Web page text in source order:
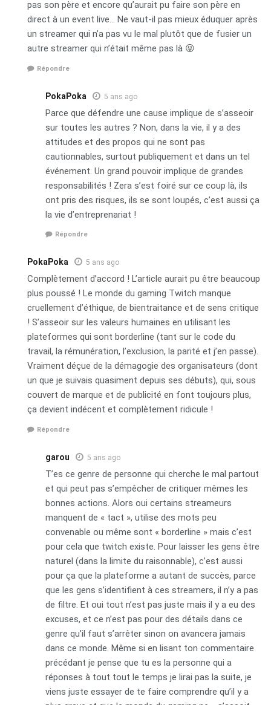
pas son père et encore qu’aurait pu faire son père en
direct à un event live… Ne vaut-il pas mieux éduquer après
un streamer qui n’a pas vu le mal plutôt que de fusier un
autre streamer qui n’était même pas là 😝
Répondre
PokaPoka 5 ans ago
Parce que défendre une cause implique de s’asseoir
sur toutes les autres ? Non, dans la vie, il y a des
attitudes et des propos qui ne sont pas
cautionnables, surtout publiquement et dans un tel
événement. Un grand pouvoir implique de grandes
responsabilités ! Zera s’est foiré sur ce coup là, ils
ont pris des risques, ils se sont loupés, c’est aussi ça
la vie d’entreprenariat !
Répondre
PokaPoka 5 ans ago
Complètement d’accord ! L’article aurait pu être beaucoup
plus poussé ! Le monde du gaming Twitch manque
cruellement d’éthique, de bientraitance et de sens critique
! S’asseoir sur les valeurs humaines en utilisant les
plateformes qui sont borderline (tant sur le code du
travail, la rémunération, l’exclusion, la parité et j’en passe).
Vraiment déçue de la démagogie des organisateurs (dont
un que je suivais quasiment depuis ses débuts), qui, sous
couvert de marque et de publicité en font toujours plus,
ça devient indécent et complètement ridicule !
Répondre
garou 5 ans ago
T’es ce genre de personne qui cherche le mal partout
et qui peut pas s’empêcher de critiquer mêmes les
bonnes actions. Alors oui certains streameurs
manquent de « tact », utilise des mots peu
convenable ou même sont « borderline » mais c’est
pour cela que twitch existe. Pour laisser les gens être
naturel (dans la limite du raisonnable), c’est aussi
pour ça que la plateforme a autant de succès, parce
que les gens s’identifient à ces streamers, il n’y a pas
de filtre. Et oui tout n’est pas juste mais il y a eu des
excuses, et ce n’est pas pour des détails dans ce
genre qu’il faut s’arrêter sinon on avancera jamais
dans ce monde. Même si en lisant ton commentaire
précédant je pense que tu es la personne qui a
réponses à tout tout le temps je lirai pas la suite, je
viens juste essayer de te faire comprendre qu’il y a